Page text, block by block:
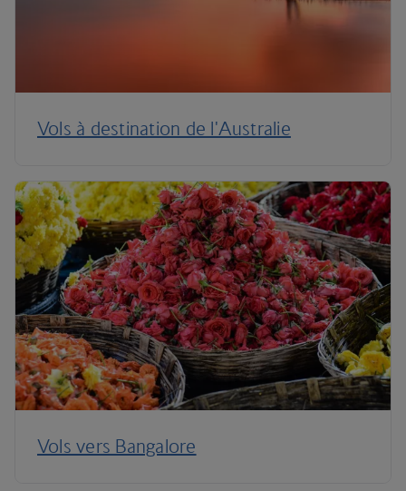
Vols à destination de l'Australie
Vols vers Bangalore